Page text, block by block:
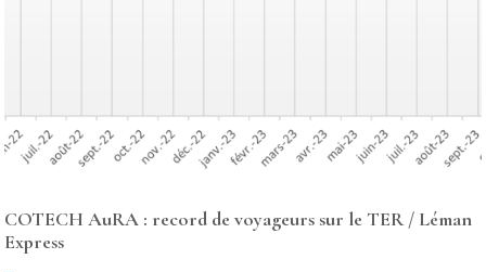
COTECH AuRA : record de voyageurs sur le TER / Léman
Express